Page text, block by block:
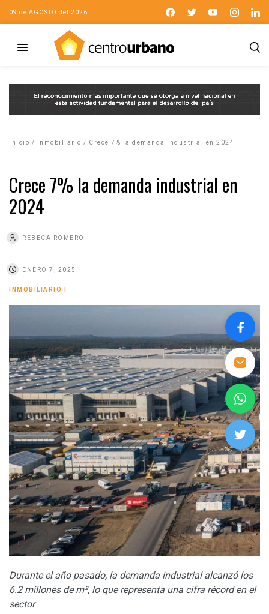
09 de AGOSTO del 2026
Inicio / Inmobiliario / Crece 7% la demanda industrial en 2024
Crece 7% la demanda industrial en
2024
REBECA ROMERO
ENERO 7, 2025
INMOBILIARIO
Durante el año pasado, la demanda industrial alcanzó los
6.2 millones de m², lo que representa una cifra récord en el
sector